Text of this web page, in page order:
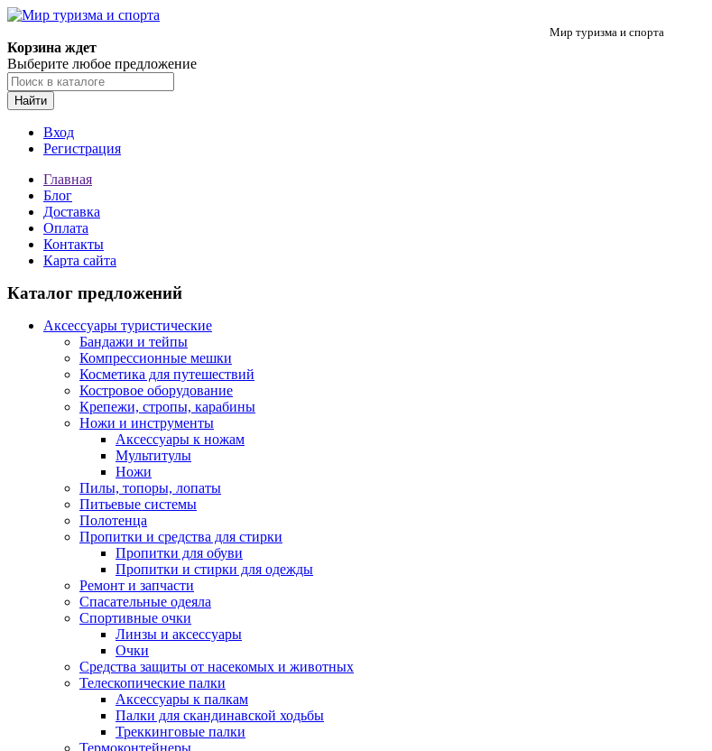
Мир туризма и спорта
Корзина ждет
Выберите любое предложение
Найти
Вход
Регистрация
Главная
Блог
Доставка
Оплата
Контакты
Карта сайта
Каталог предложений
Аксессуары туристические
Бандажи и тейпы
Компрессионные мешки
Косметика для путешествий
Костровое оборудование
Крепежи, стропы, карабины
Ножи и инструменты
Аксессуары к ножам
Мультитулы
Ножи
Пилы, топоры, лопаты
Питьевые системы
Полотенца
Пропитки и средства для стирки
Пропитки для обуви
Пропитки и стирки для одежды
Ремонт и запчасти
Спасательные одеяла
Спортивные очки
Линзы и аксессуары
Очки
Средства защиты от насекомых и животных
Телескопические палки
Аксессуары к палкам
Палки для скандинавской ходьбы
Треккинговые палки
Термоконтейнеры